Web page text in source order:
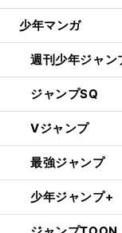
少年マンガ
週刊少年ジャン
ジャンプSQ
Vジャンプ
最強ジャンプ
少年ジャンプ+